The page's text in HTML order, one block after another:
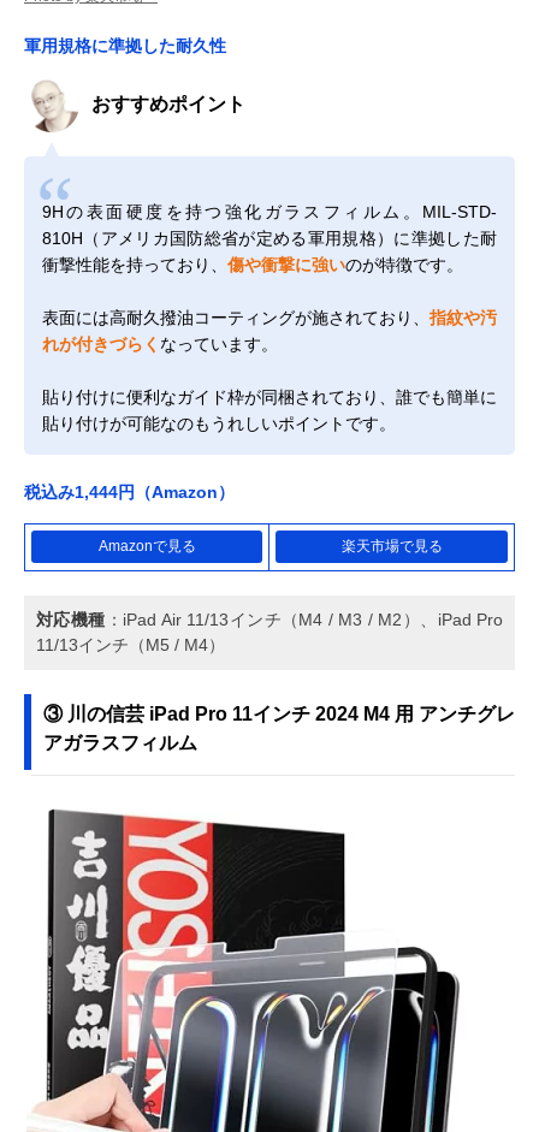
軍用規格に準拠した耐久性
おすすめポイント
9Hの表面硬度を持つ強化ガラスフィルム。MIL-STD-
810H（アメリカ国防総省が定める軍用規格）に準拠した耐
衝撃性能を持っており、 傷や衝撃に強いのが特徴です。
表面には高耐久撥油コーティングが施されており、 指紋や汚
れが付きづらく なっています。
貼り付けに便利なガイド枠が同梱されており、誰でも簡単に
貼り付けが可能なのもうれしいポイントです。
税込み1,444円（Amazon）
Amazonで見る 楽天市場で見る
対応機種 ：iPad Air 11/13インチ（M4 / M3 / M2）、iPad Pro
11/13インチ（M5 / M4）
③ 川の信芸 iPad Pro 11インチ 2024 M4 用 アンチグレ
アガラスフィルム